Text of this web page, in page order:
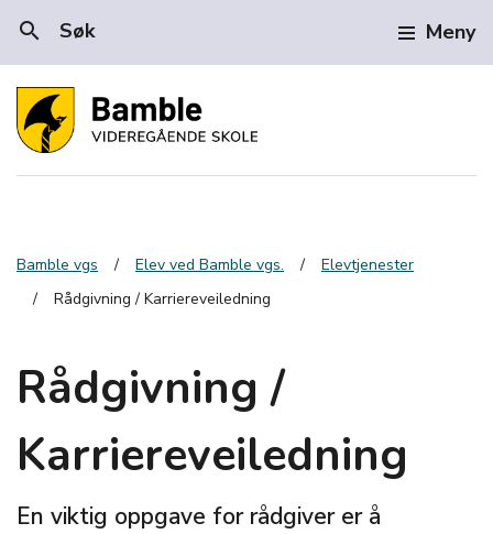
search Søk Meny
Bamble vgs Elev ved Bamble vgs.
Elevtjenester
Rådgivning / Karriereveiledning
Rådgivning /
Karriereveiledning
En viktig oppgave for rådgiver er å